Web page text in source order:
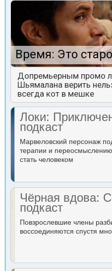
Время: Это
Допремьерным промо
Шьямалана верить
всегда кот в мешке
Локи:
подкаст
Марвеловский персонаж
терапии и
стать человеком
Чёрная вдова:
подкаст
Повзрослевшие члены
воссоединяются спустя